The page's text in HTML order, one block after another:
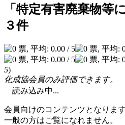
「特定有害廃棄物等
３件
5)
化成協会員のみ評価できます。
読み込み中...
会員向けのコンテンツとなります
一般の方はご覧になれません。